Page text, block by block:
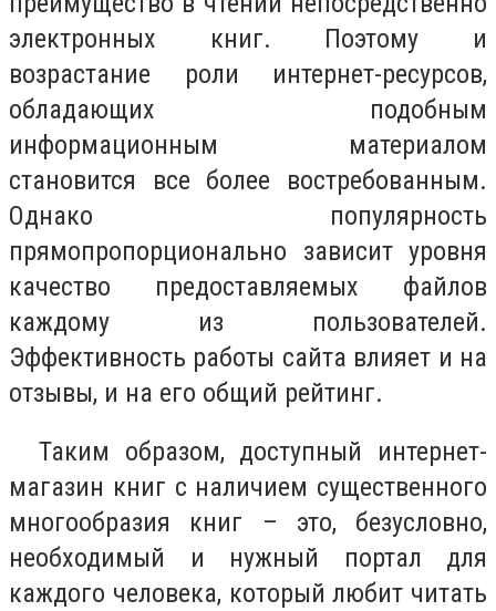
электронных книг. Поэтому и
возрастание роли интернет-ресурсов,
обладающих подобным
информационным материалом
становится все более востребованным.
Однако популярность
прямопропорционально зависит уровня
качество предоставляемых файлов
каждому из пользователей.
Эффективность работы сайта влияет и на
отзывы, и на его общий рейтинг.
Таким образом, доступный интернет-
магазин книг с наличием существенного
многообразия книг – это, безусловно,
необходимый и нужный портал для
каждого человека, который любит читать